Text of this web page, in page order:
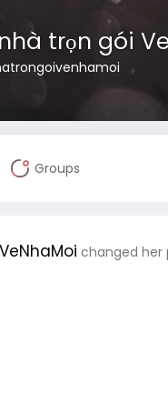
trọn gói
Groups
changed her